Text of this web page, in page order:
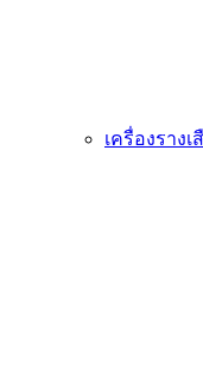
เครื่องรางเ